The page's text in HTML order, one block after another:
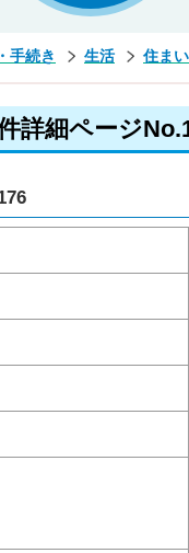
手続き 生活 住ま
詳細ページ